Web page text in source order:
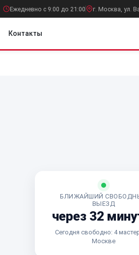
Ежедневно с 9:00 до 21:00 г. Москва, ул.
Контакты
БЛИЖАЙШИЙ
ВЫЕЗД
через 32
Сегодня свободно: 4
Москве